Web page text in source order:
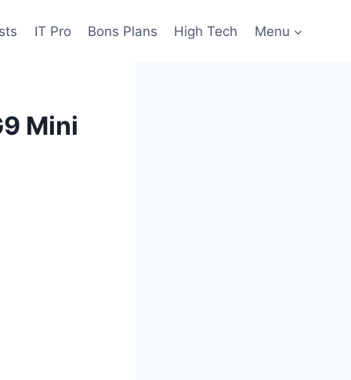
IT Pro Bons Plans High Tech Menu
Mini